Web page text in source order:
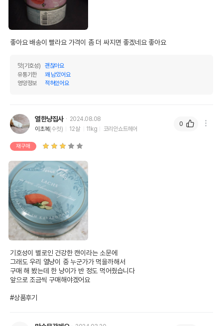
좋아요 배송이 빨라요 가격이 좀 더 싸지면 좋겠네요 좋아요
맛(기호성)
괜찮아요
유통기한
꽤 남았어요
영양정보
적혀있어요
열한냥집사
2024.08.08
이초복(수컷) 12살 11kg 코리안쇼트헤어
재구매
기호성이 별로인 건강한 캔이라는 소문에
그래도 우리 열냥이 중 누군가가 먹을까해서
구매 해 봤는데 한 냥이가 반 정도 먹어줬습니다
앞으로 조금씩 구매해야겠어요
#상품후기
0